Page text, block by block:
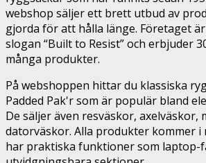
webshop säljer ett brett utbud av
gjorda för att hålla länge. Företaget
slogan “Built to Resist” och erbjuder
många produkter.
På webshoppen hittar du klassiska
Padded Pak'r som är populär bland
De säljer även resväskor, axelväskor,
datorväskor. Alla produkter kommer i
har praktiska funktioner som laptop-